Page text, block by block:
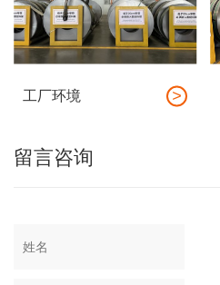
工厂环境
留言咨询